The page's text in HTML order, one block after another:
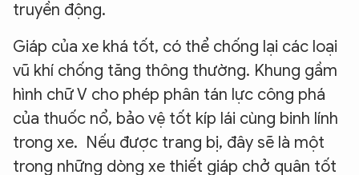
truyền động.
Giáp của xe khá tốt, có thể chống lại các loại
vũ khí chống tăng thông thường. Khung gầm
hình chữ V cho phép phân tán lực công phá
của thuốc nổ, bảo vệ tốt kíp lái cùng binh lính
trong xe. Nếu được trang bị, đây sẽ là một
trong những dòng xe thiết giáp chở quân tốt